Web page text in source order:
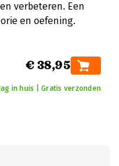
verbeteren. Een
en oefening.
€ 38,95
in huis | Gratis verzonden